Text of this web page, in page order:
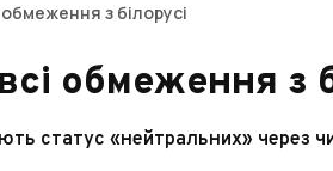
з білорусі
обмеження з
статус «нейтральних» через